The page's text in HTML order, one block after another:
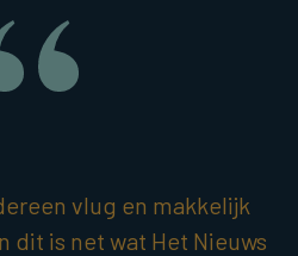
vlug en makkelijk
dit is net wat Het Nieuws